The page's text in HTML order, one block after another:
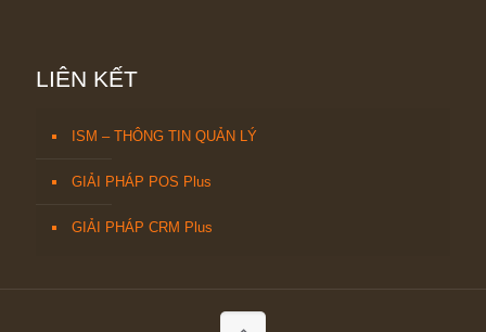
LIÊN KẾT
ISM – THÔNG TIN QUẢN LÝ
GIẢI PHÁP POS Plus
GIẢI PHÁP CRM Plus